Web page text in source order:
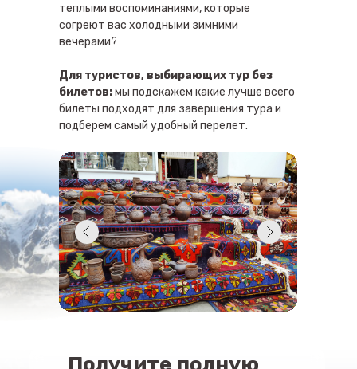
теплыми воспоминаниями, которые
согреют вас холодными зимними
вечерами?
Для туристов, выбирающих тур без
билетов:мы подскажем какие лучше всего
билеты подходят для завершения тура и
подберем самый удобный перелет.